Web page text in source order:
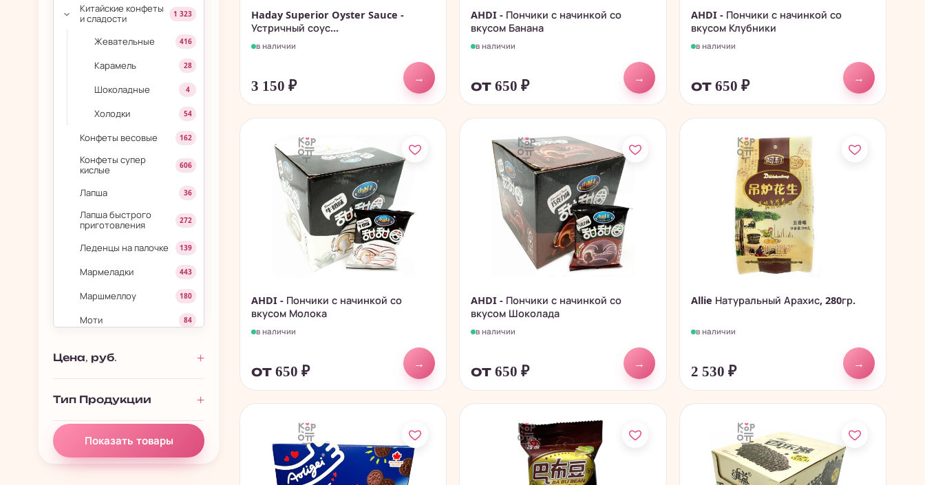
›
Китайские конфеты
и сладости
1 323
Жевательные 416
Карамель 28
Шоколадные 4
Холодки 54
Конфеты весовые 162
Конфеты супер
кислые
606
Лапша 36
Лапша быстрого
приготовления
272
Леденцы на палочке 139
Мармеладки 443
Маршмеллоу 180
Моти 84
батончики
Китайские снеки и
Цена, руб.
Тип Продукции
Показать товары
Haday Superior Oyster Sauce -
Устричный соус...
в наличии
3 150 ₽
→
AHDI - Пончики с начинкой со
вкусом Банана
в наличии
от 650₽
→
AHDI - Пончики с начинкой со
вкусом Клубники
в наличии
от 650 ₽
→
AHDI - Пончики с начинкой со
вкусом Молока
в наличии
от 650 ₽
→
AHDI - Пончики с начинкой со
вкусом Шоколада
в наличии
от 650₽
→
Allie Натуральный Арахис, 280гр.
в наличии
2 530 ₽
→